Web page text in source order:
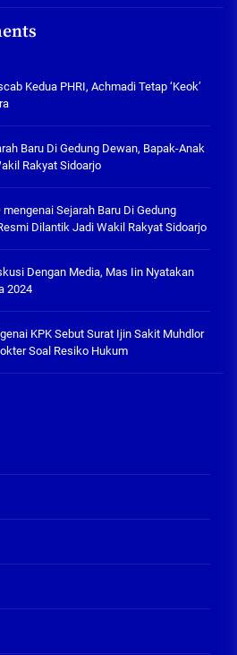
Plafon Ruang Kelas Ambruk,
Komisi D Langsung Sidak
05/08/2026
Kedua PHRI, Achmadi Tetap ‘Keok’
Baru Di Gedung Dewan, Bapak-Anak
Rakyat Sidoarjo
mengenai Sejarah Baru Di Gedung
Dilantik Jadi Wakil Rakyat Sidoarjo
Dengan Media, Mas Iin Nyatakan
2024
KPK Sebut Surat Ijin Sakit Muhdlor
Soal Resiko Hukum